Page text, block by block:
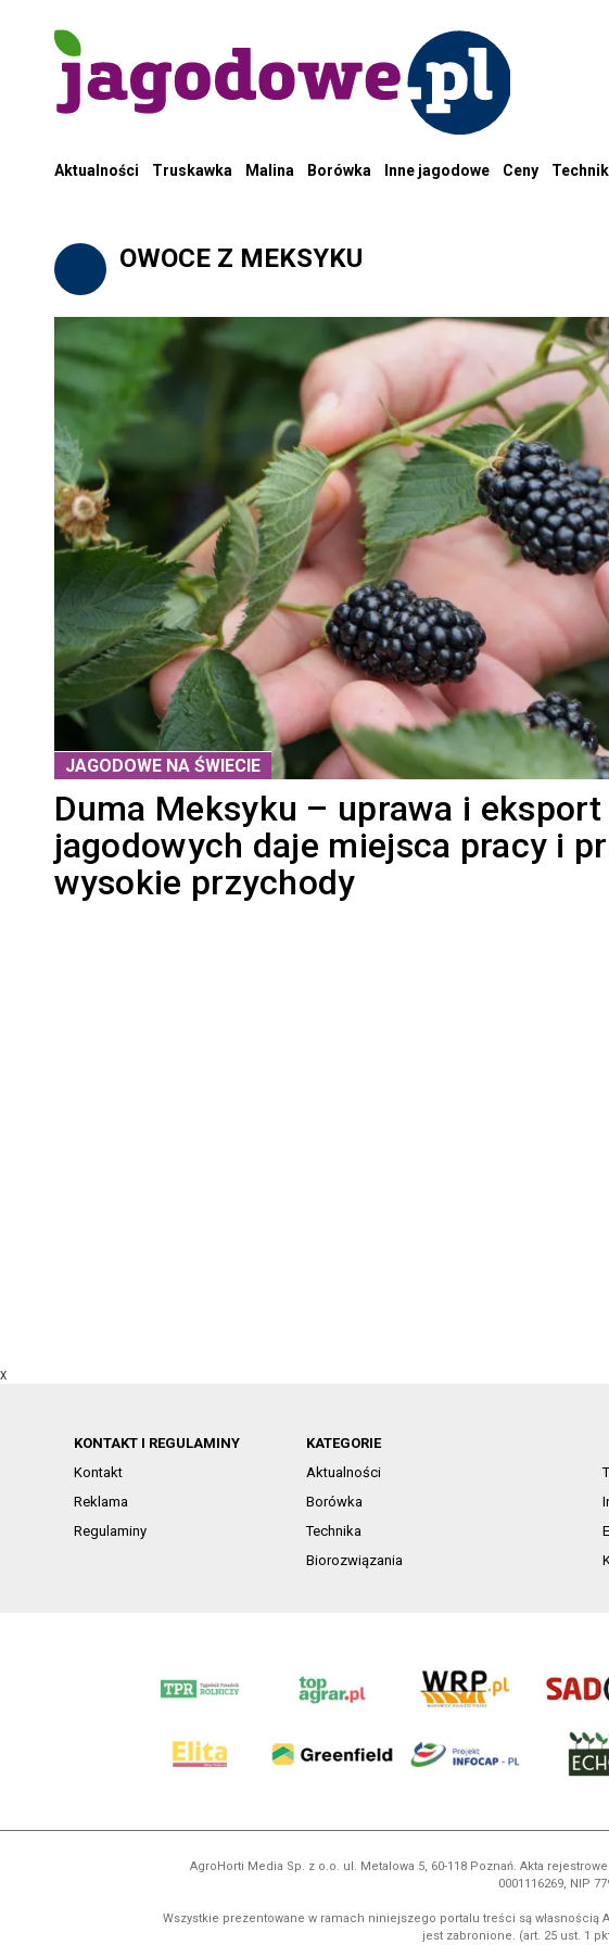
Aktualności Truskawka Malina Borówka Inne jagodowe Ceny
OWOCE Z MEKSYKU
JAGODOWE NA ŚWIECIE
Duma Meksyku – uprawa i eksport
jagodowych daje miejsca pracy i
wysokie przychody
X
KONTAKT I REGULAMINY
Kontakt
Reklama
Regulaminy
KATEGORIE
Aktualności
Borówka
Technika
Biorozwiązania
AgroHorti Media Sp. z o.o. ul. Metalowa 5, 60-118 Poznań. Akta
0001116269, NIP
Wszystkie prezentowane w ramach niniejszego portalu treści są
jest zabronione. (art. 25 ust. 1